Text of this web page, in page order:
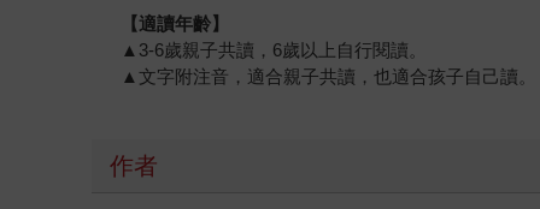
【適讀年齡】
▲3-6歲親子共讀，6歲以上自行閱讀。
▲文字附注音，適合親子共讀，也適合孩子自己讀。
作者